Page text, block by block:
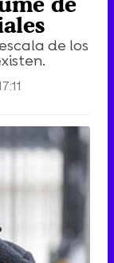
de los